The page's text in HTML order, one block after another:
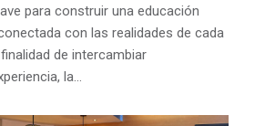
para construir una educación
con las realidades de cada
de intercambiar
la…